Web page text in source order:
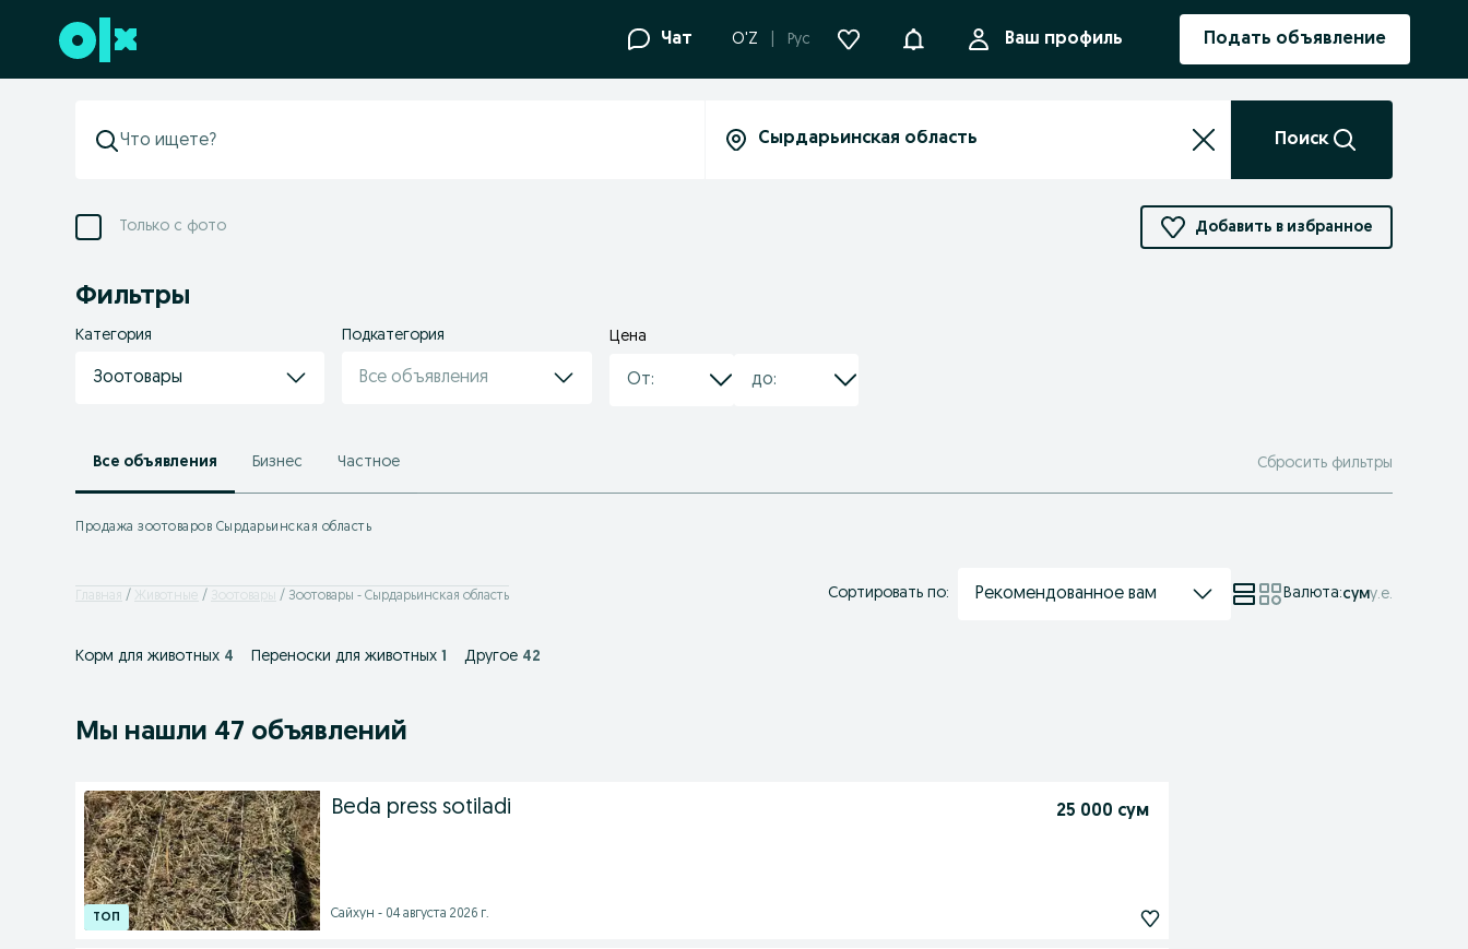
Перейти к нижнему колонтитулу Чат O'Z Рус УведомленияВаш профиль Подать объявление
Поиск
Только с фото Добавить в избранное
Фильтры
Категория
Зоотовары
Подкатегория
Все объявления
Цена
Все объявления Бизнес Частное Сбросить фильтры
Продажа зоотоваров Сырдарьинская область
Главная Животные Зоотовары Зоотовары - Сырдарьинская область Сортировать по: Рекомендованное вам Валюта:суму.е.
Корм для животных 4 Переноски для животных 1 Другое 42
Мы нашли 47 объявлений
Beda press sotiladi 25 000 сум
Сайхун - 04 августа 2026 г.